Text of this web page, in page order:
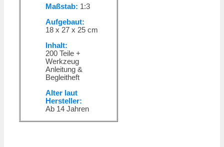
Maßstab: 1:3
Aufgebaut:
18 x 27 x 25 cm
Inhalt:
200 Teile +
Werkzeug
Anleitung &
Begleitheft
Alter laut
Hersteller:
Ab 14 Jahren